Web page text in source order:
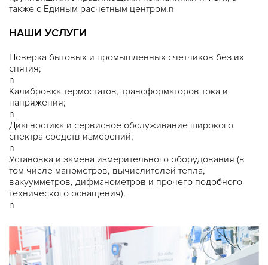
также с Единым расчетным центром.n
НАШИ УСЛУГИ
Поверка бытовых и промышленных счетчиков без их
снятия;
n
Калибровка термостатов, трансформаторов тока и
напряжения;
n
Диагностика и сервисное обслуживание широкого
спектра средств измерений;
n
Установка и замена измерительного оборудования (в
том числе манометров, вычислителей тепла,
вакуумметров, дифманометров и прочего подобного
технического оснащения).
n